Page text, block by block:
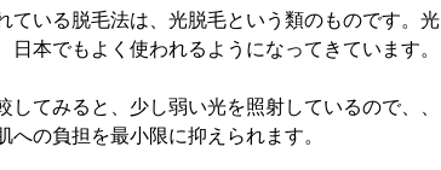
ている脱毛法は、光脱毛という類のものです。光
日本でもよく使われるようになってきています。
してみると、少し弱い光を照射しているので、、
への負担を最小限に抑えられます。